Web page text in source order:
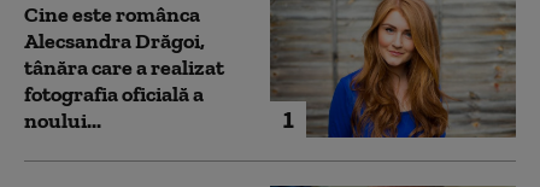
1
Cine este românca
Alecsandra Drăgoi,
tânăra care a realizat
fotografia oficială a
noului...